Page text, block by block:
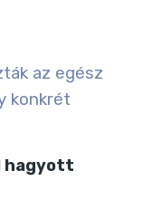
az egész
konkrét
hagyott